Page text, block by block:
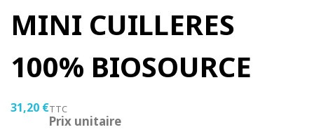
MINI CUILLERES
100% BIOSOURCE
31,20 €TTC
Prix unitaire